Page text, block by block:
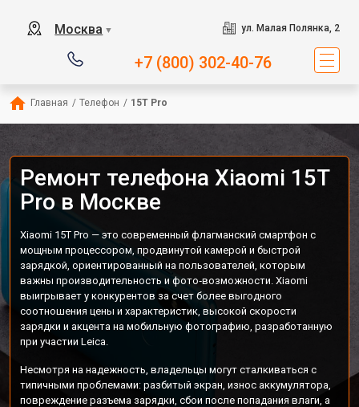
Москва ▼ ул. Малая Полянка, 2
+7 (800) 302-40-76
Главная / Телефон / 15T Pro
Ремонт телефона Xiaomi 15T
Pro в Москве
Xiaomi 15T Pro — это современный флагманский смартфон с
мощным процессором, продвинутой камерой и быстрой
зарядкой, ориентированный на пользователей, которым
важны производительность и фото‑возможности. Xiaomi
выигрывает у конкурентов за счет более выгодного
соотношения цены и характеристик, высокой скорости
зарядки и акцента на мобильную фотографию, разработанную
при участии Leica.
Несмотря на надежность, владельцы могут сталкиваться с
типичными проблемами: разбитый экран, износ аккумулятора,
повреждение разъема зарядки, сбои после попадания влаги, а